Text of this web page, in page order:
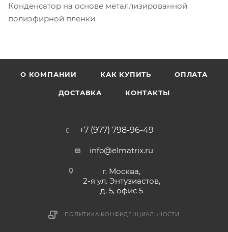
Конденсатор на основе металлизированной
полиэфирной пленки
О КОМПАНИИ КАК КУПИТЬ ОПЛАТА
ДОСТАВКА КОНТАКТЫ
+7 (977) 798-96-49
info@elmatrix.ru
г. Москва,
2-я ул. Энтузиастов,
д. 5, офис 5
ПОЛИТИКА КОНФИДЕНЦИАЛЬНОСТИ